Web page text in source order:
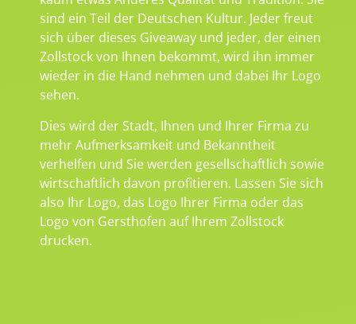
sind ein Teil der Deutschen Kultur. Jeder freut
sich über dieses Giveaway und jeder, der einen
Zollstock von Ihnen bekommt, wird ihn immer
wieder in die Hand nehmen und dabei Ihr Logo
sehen.
Dies wird der Stadt, Ihnen und Ihrer Firma zu
mehr Aufmerksamkeit und Bekanntheit
verhelfen und Sie werden gesellschaftlich sowie
wirtschaftlich davon profitieren. Lassen Sie sich
also Ihr Logo, das Logo Ihrer Firma oder das
Logo von Gersthofen auf Ihrem Zollstock
drucken.